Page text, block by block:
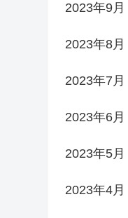
2023年9月
2023年8月
2023年7月
2023年6月
2023年5月
2023年4月